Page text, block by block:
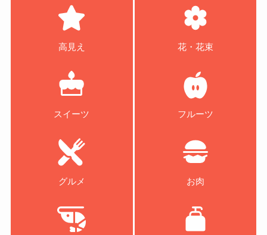
高見え 花・花束
スイーツ フルーツ
グルメ お肉